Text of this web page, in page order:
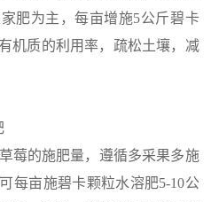
肥为主，每亩增施5公斤碧卡
机质的利用率，疏松土壤，减
莓的施肥量，遵循多采果多施
每亩施碧卡颗粒水溶肥5-10公